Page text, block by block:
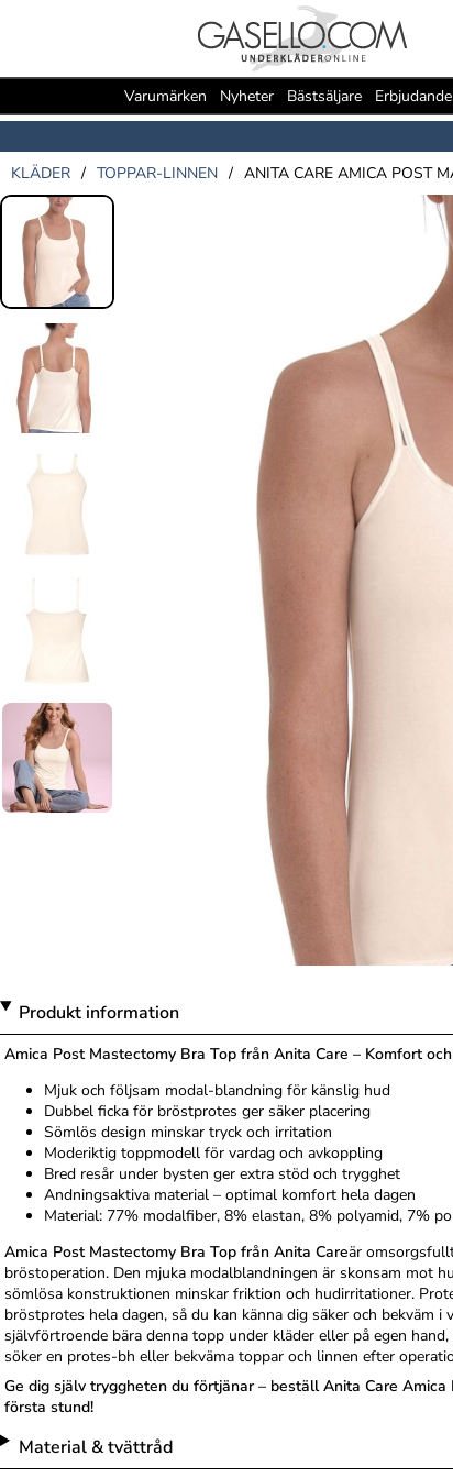
Varumärken Nyheter Bästsäljare
KLÄDER / TOPPAR-LINNEN / ANITA CARE AMICA POST
Produkt information
Amica Post Mastectomy Bra Top från Anita Care – Komfort
Mjuk och följsam modal-blandning för känslig hud
Dubbel ficka för bröstprotes ger säker placering
Sömlös design minskar tryck och irritation
Moderiktig toppmodell för vardag och avkoppling
Bred resår under bysten ger extra stöd och trygghet
Andningsaktiva material – optimal komfort hela dagen
Material: 77% modalfiber, 8% elastan, 8% polyamid, 7%
Amica Post Mastectomy Bra Top från Anita Careär
bröstoperation. Den mjuka modalblandningen är skonsam mot
sömlösa konstruktionen minskar friktion och hudirritationer.
bröstprotes hela dagen, så du kan känna dig säker och bekväm
självförtroende bära denna topp under kläder eller på egen
söker en protes-bh eller bekväma toppar och linnen efter
Ge dig själv tryggheten du förtjänar – beställ Anita Care
första stund!
Material & tvättråd